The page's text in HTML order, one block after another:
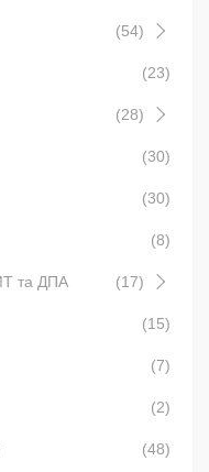
(54)
(23)
(28)
(30)
(30)
(8)
та ДПА (17)
(15)
(7)
(2)
(48)